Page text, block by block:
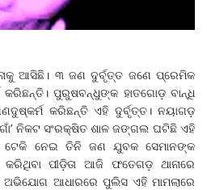
ଆସିଛି। ୩ ଜଣ ଦୁର୍ବୃତ୍ତ ଜଣେ ପ୍ରେମିକ
କରିଛନ୍ତି। ପୁରୁଷବନ୍ଧୁଙ୍କ ହାତଗୋଡ଼ ବାନ୍ଧି
କରିଛନ୍ତି ଏହି ଦୁର୍ବୃତ୍ତ। ନୟାଗଡ଼
ଗାଁ’ ନିକଟ ସଂରକ୍ଷିତ ଶାଳ ଜଙ୍ଗଲ ଘଟିଛି ଏହି
ଟେକି ନେଇ ତିନି ଜଣ ଯୁବକ ସେମାନଙ୍କ
ପୀଡ଼ିତା ଆଜି ଫତେଗଡ଼ ଥାନାରେ
ଆଧାରରେ ପୁଲିସ ଏହି ମାମଲାରେ